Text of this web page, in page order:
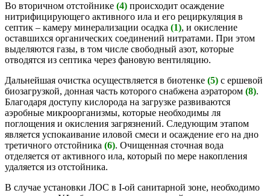
Во вторичном отстойнике (4) происходит осаждение
нитрифицирующего активного ила и его рециркуляция в
септик – камеру минерализации осадка (1), и окисление
оставшихся органических соединений нитратами. При этом
выделяются газы, в том числе свободный азот, которые
отводятся из септика через фановую вентиляцию.
Дальнейшая очистка осуществляется в биотенке (5) с ершевой
биозагрузкой, донная часть которого снабжена аэратором (8).
Благодаря доступу кислорода на загрузке развиваются
аэробные микроорганизмы, которые необходимы ля
поглощения и окисления загрязнений. Следующим этапом
является успокаивание иловой смеси и осаждение его на дно
третичного отстойника (6). Очищенная сточная вода
отделяется от активного ила, который по мере накопления
удаляется из отстойника.
В случае установки ЛОС в I-ой санитарной зоне, необходимо